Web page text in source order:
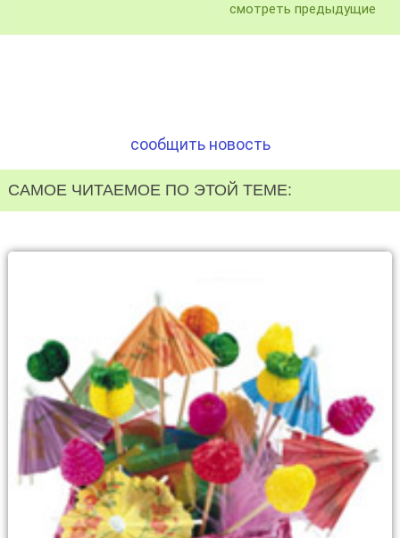
смотреть предыдущие
сообщить новость
САМОЕ ЧИТАЕМОЕ ПО ЭТОЙ ТЕМЕ: